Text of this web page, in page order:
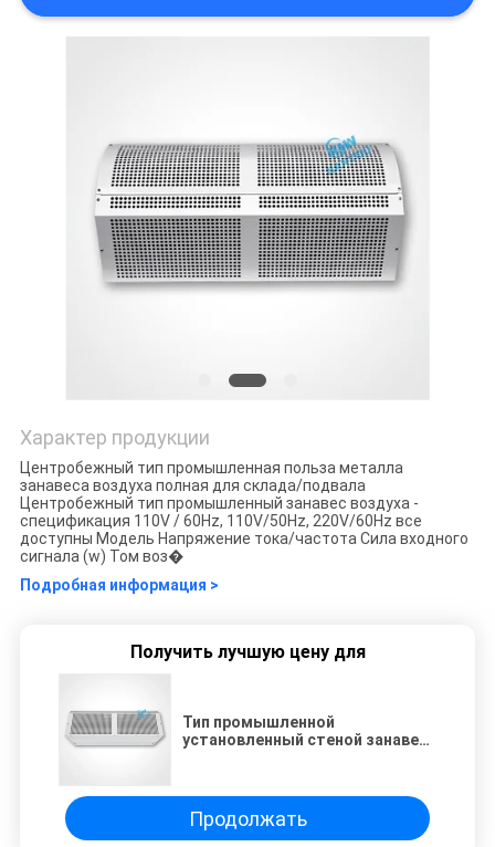
Характер продукции
Центробежный тип промышленная польза металла
занавеса воздуха полная для склада/подвала
Центробежный тип промышленный занавес воздуха -
спецификация 110V / 60Hz, 110V/50Hz, 220V/60Hz все
доступны Модель Напряжение тока/частота Сила входного
сигнала (w) Том воз�
Подробная информация >
Получить лучшую цену для
Тип промышленной
установленный стеной занавес
Продолжать